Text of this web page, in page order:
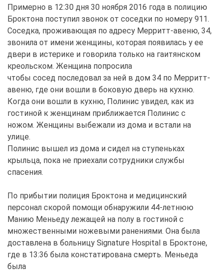
Примерно в 12:30 дня 30 ноября 2016 года в полицию
Броктона поступил звонок от соседки по номеру 911.
Соседка, проживающая по адресу Мерритт-авеню, 34,
звонила от имени женщины, которая появилась у ее
двери в истерике и говорила только на гаитянском
креольском. Женщина попросила
чтобы сосед последовал за ней в дом 34 по Мерритт-
авеню, где они вошли в боковую дверь на кухню.
Когда они вошли в кухню, Полинис увидел, как из
гостиной к женщинам приближается Полинис с
ножом. Женщины выбежали из дома и встали на
улице.
Полинис вышел из дома и сидел на ступеньках
крыльца, пока не приехали сотрудники службы
спасения.
По прибытии полиция Броктона и медицинский
персонал скорой помощи обнаружили 44-летнюю
Манию Меньеду лежащей на полу в гостиной с
множественными ножевыми ранениями. Она была
доставлена в больницу Signature Hospital в Броктоне,
где в 13:36 была констатирована смерть. Меньеда
была